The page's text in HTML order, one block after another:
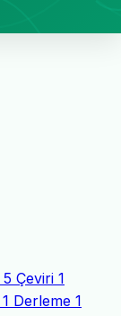
5 Çeviri 1
1 Derleme 1